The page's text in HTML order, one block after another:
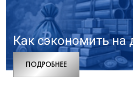
Как сэкономить на
ПОДРОБНЕЕ